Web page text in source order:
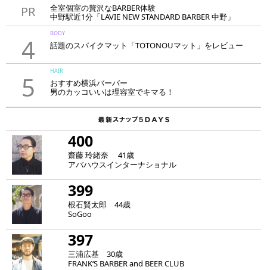
PR
全室個室の贅沢なBARBER体験
中野駅近1分「LAVIE NEW STANDARD BARBER 中野」
4
BODY
話題のスパイクマット「TOTONOUマット」をレビュー
5
HAIR
おすすめ横浜バーバー
男のカッコいいは理容室でキマる！
400
齋藤 玲緒奈 41歳
アバハウスインターナショナル
399
根石賢太郎 44歳
SoGoo
397
三浦広基 30歳
FRANK‘S BARBER and BEER CLUB